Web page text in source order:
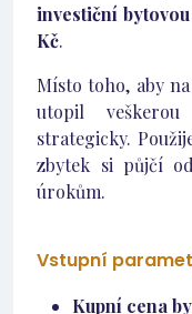
investiční
Kč.
Místo toho, aby
utopil
strategicky.
zbytek si půjčí
úrokům.
Vstupní
Kupní cena